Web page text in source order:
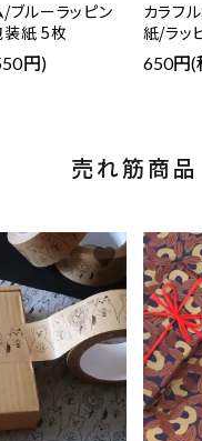
ブルーラッピン
紙 5枚
円)
カラフ
紙/ラッ
650円(
売れ筋商品
favorite